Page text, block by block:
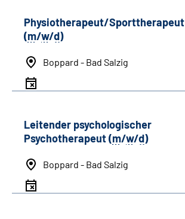
Physiotherapeut/Sporttherapeut
(m/w/d)
Boppard - Bad Salzig
Leitender psychologischer
Psychotherapeut (m/w/d)
Boppard - Bad Salzig